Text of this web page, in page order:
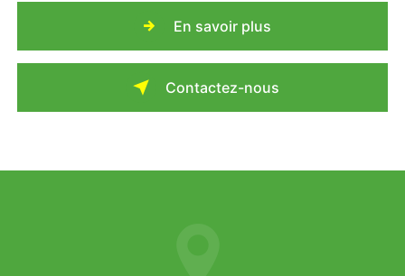
En savoir plus
Contactez-nous